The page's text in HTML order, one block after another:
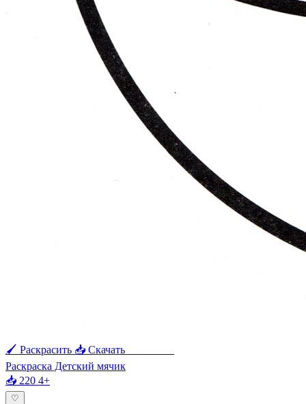
🖌 Раскрасить 📥 Скачать
Раскраска Детский мячик
📥 220 4+
♡